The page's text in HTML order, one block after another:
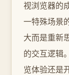
视浏览器的
一特殊场景
大而是重新
的交互逻辑
览体验还是